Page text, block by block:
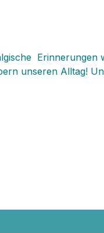
Erinnerungen
unseren Alltag!